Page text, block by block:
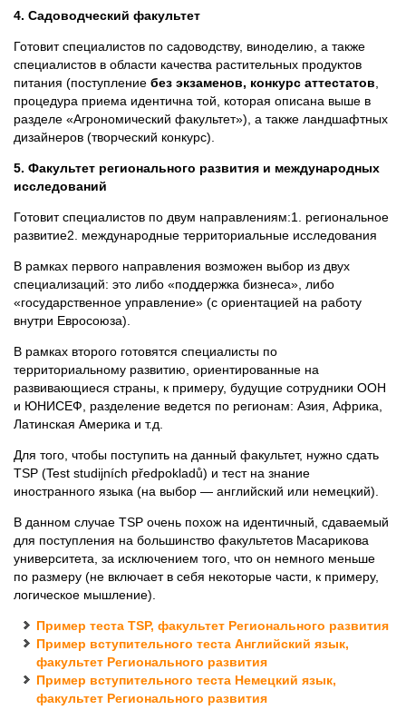
4. Садоводческий факультет
Готовит специалистов по садоводству, виноделию, а также
специалистов в области качества растительных продуктов
питания (поступление без экзаменов, конкурс аттестатов
процедура приема идентична той, которая описана выше в
разделе «Агрономический факультет»), а также ландшафтных
дизайнеров (творческий конкурс).
5. Факультет регионального развития и международных
исследований
Готовит специалистов по двум направлениям:1. региональное
развитие2. международные территориальные исследования
В рамках первого направления возможен выбор из двух
специализаций: это либо «поддержка бизнеса», либо
«государственное управление» (с ориентацией на работу
внутри Евросоюза).
В рамках второго готовятся специалисты по
территориальному развитию, ориентированные на
развивающиеся страны, к примеру, будущие сотрудники ООН
и ЮНИСЕФ, разделение ведется по регионам: Азия, Африка,
Латинская Америка и т.д.
Для того, чтобы поступить на данный факультет, нужно сдать
TSP (Test studijních předpokladů) и тест на знание
иностранного языка (на выбор — английский или немецкий).
В данном случае TSP очень похож на идентичный, сдаваемый
для поступления на большинство факультетов Масарикова
университета, за исключением того, что он немного меньше
по размеру (не включает в себя некоторые части, к примеру,
логическое мышление).
Пример теста TSP, факультет Регионального развития
Пример вступительного теста Английский язык,
факультет Регионального развития
Пример вступительного теста Немецкий язык,
факультет Регионального развития